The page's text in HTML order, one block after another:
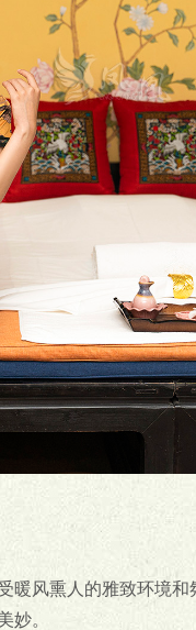
暖风熏人的雅致环境
妙。